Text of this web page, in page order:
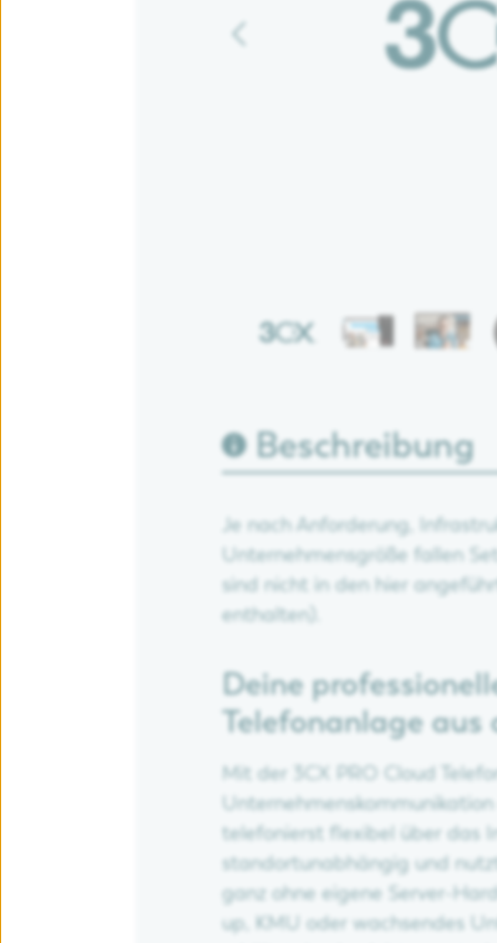
FreePBX Cloud-Telefonanlage
Microsoft Teams Integration
Beschreibung
Je nach Anforderung,
Unternehmensgröße fallen
sind nicht in den hier
enthalten).
Deine
Telefonanlage aus
Mit der 3CX PRO Cloud
telefonierst flexibel über das
standortunabhängig und
ganz ohne eigene Server-
up, KMU oder wachsendes